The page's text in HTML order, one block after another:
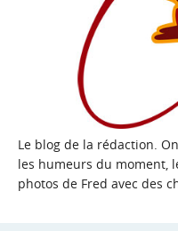
Le blog de la rédaction.
les humeurs du moment,
photos de Fred avec des